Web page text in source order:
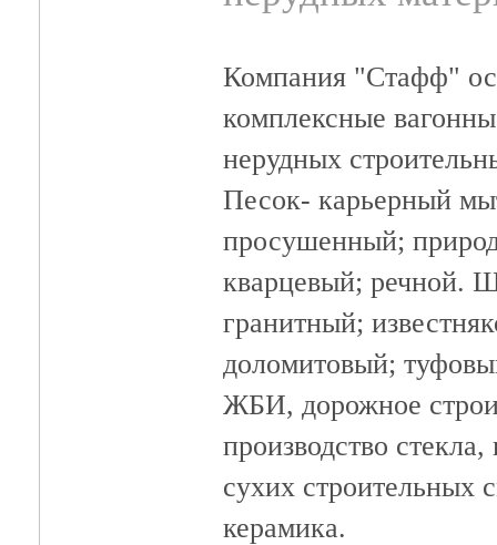
Компания "Стафф"
комплексные
нерудных
Песок- карьерный
просушенный;
кварцевый; речной.
гранитный;
доломитовый;
ЖБИ, дорожное
производство стекла,
сухих строительных
керамика.